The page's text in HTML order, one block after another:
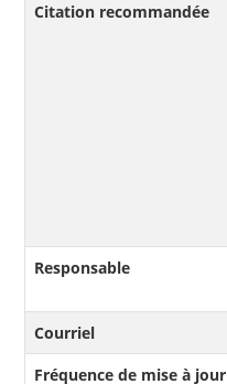
Citation recommandée
Responsable
Courriel
Fréquence de mise à jour